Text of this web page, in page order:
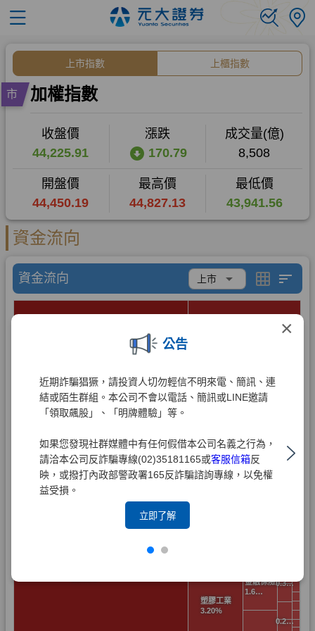
×
公告
近期詐騙猖獗，請投資人切勿輕信不明來電、簡訊、連
結或陌生群組。本公司不會以電話、簡訊或LINE邀請
「領取飆股」、「明牌體驗」等。
如果您發現社群媒體中有任何假借本公司名義之行為，
請洽本公司反詐騙專線(02)35181165或客服信箱反
映，或撥打內政部警政署165反詐騙諮詢專線，以免權
益受損。
立即了解